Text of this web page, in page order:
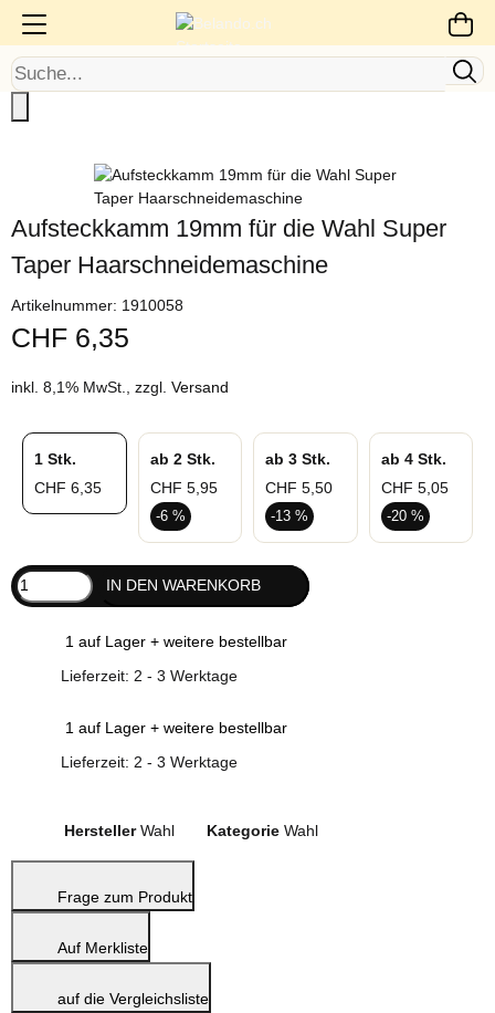
Aufsteckkamm 19mm für die Wahl Super
Taper Haarschneidemaschine
Artikelnummer: 1910058
CHF 6,35
inkl. 8,1% MwSt., zzgl. Versand
1 Stk.
CHF 6,35
ab 2 Stk.
-6 %
CHF 5,95
ab 3 Stk.
-13 %
CHF 5,50
ab 4 Stk.
-20 %
CHF 5,05
IN DEN WARENKORB
1 auf Lager + weitere bestellbar
Lieferzeit: 2 - 3 Werktage
1 auf Lager + weitere bestellbar
Lieferzeit: 2 - 3 Werktage
HerstellerWahl Kategorie Wahl
Frage zum Produkt
Auf Merkliste
auf die Vergleichsliste